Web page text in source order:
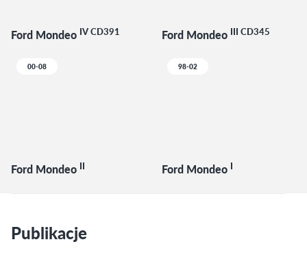
Ford Mondeo IV CD391 Ford Mondeo III CD345
00-08
Ford Mondeo II
98-02
Ford Mondeo I
Publikacje